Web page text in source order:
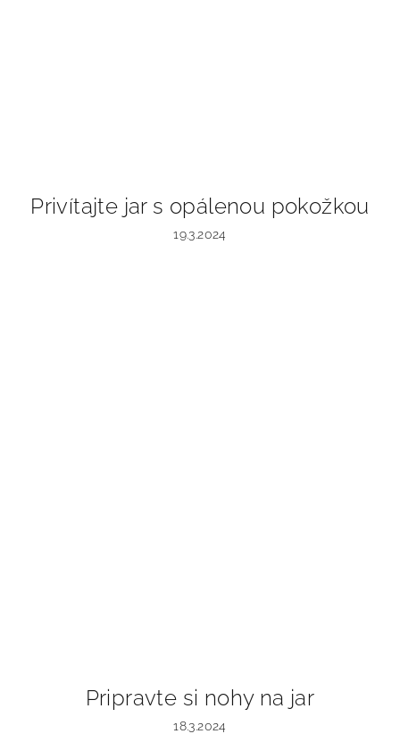
Privítajte jar s opálenou pokožkou
19.3.2024
Pripravte si nohy na jar
18.3.2024